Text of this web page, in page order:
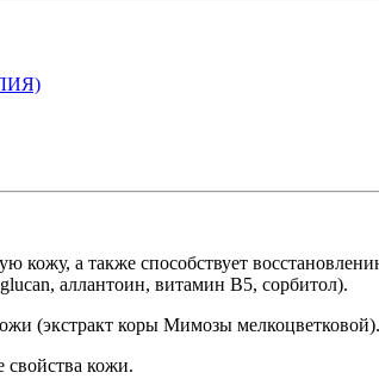
кожу, а также способствует
аллантоин, витамин В5, сорбитол).
(экстракт коры Мимозы мелкоцветковой).
свойства кожи.